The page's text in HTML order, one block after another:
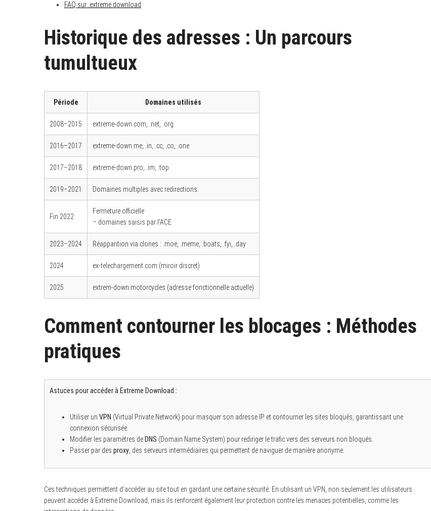
FAQ sur .extreme download
Historique des adresses : Un parcours
tumultueux
Période Domaines utilisés
2008–2015 extreme-down.com, .net, .org
2016–2017 extreme-down.me, .in, .cc, .co, .one
2017–2018 extreme-down.pro, .im, .top
2019–2021 Domaines multiples avec redirections.
Fin 2022
Fermeture officielle
– domaines saisis par l’ACE
2023–2024 Réapparition via clones : .moe, .meme, .boats, .fyi, .day
2024 ex-telechargement.com (miroir discret)
2025 extrem-down.motorcycles (adresse fonctionnelle actuelle)
Comment contourner les blocages : Méthodes
pratiques
Astuces pour accéder à Extreme Download :
Utiliser un VPN (Virtual Private Network) pour masquer son adresse IP et contourner les sites bloqués, garantissant une
connexion sécurisée.
Modifier les paramètres de DNS (Domain Name System) pour rediriger le trafic vers des serveurs non bloqués.
Passer par des proxy, des serveurs intermédiaires qui permettent de naviguer de manière anonyme.
Ces techniques permettent d’accéder au site tout en gardant une certaine sécurité. En utilisant un VPN, non seulement les utilisateurs
peuvent accéder à Extreme Download, mais ils renforcent également leur protection contre les menaces potentielles, comme les
c
f
o
r